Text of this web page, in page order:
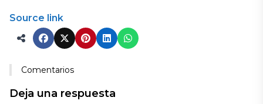
Source link
Comentarios
Deja una respuesta